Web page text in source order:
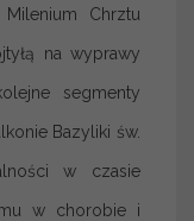
Chrztu
na wyprawy
segmenty
Bazyliki św.
w czasie
w chorobie i